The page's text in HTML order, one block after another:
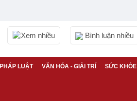
Xem nhiều Bình luận nhiều
PHÁP LUẬT VĂN HÓA - GIẢI TRÍ SỨC KHỎE